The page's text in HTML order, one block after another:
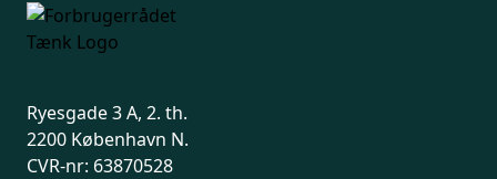
Ryesgade 3 A, 2. th.
2200 København N.
CVR-nr: 63870528